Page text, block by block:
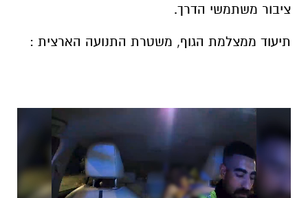
ציבור משתמשי הדרך.
תיעוד ממצלמת הגוף, משטרת התנועה הארצית :